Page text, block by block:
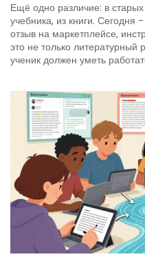
Ещё одно различие: в
учебника, из книги. Сегодня
отзыв на маркетплейсе,
это не только литературный
ученик должен уметь